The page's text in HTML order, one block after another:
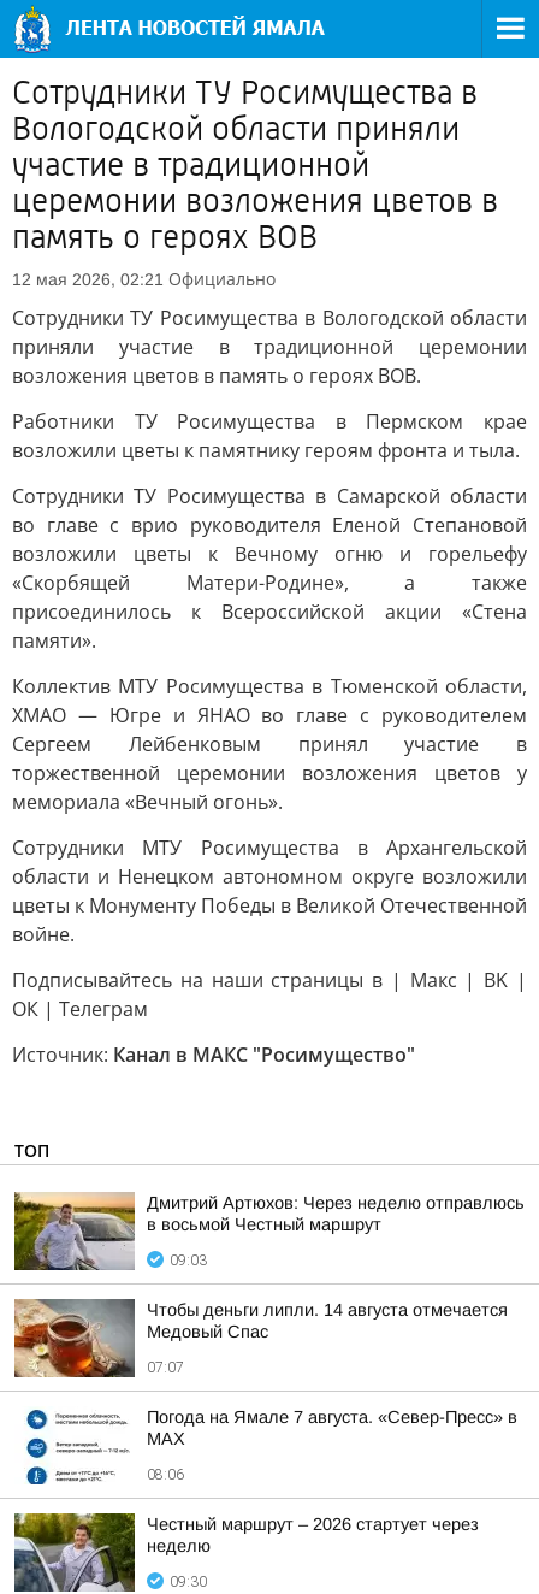
Сотрудники ТУ Росимущества в
Вологодской области приняли
участие в традиционной
церемонии возложения цветов в
память о героях ВОВ
12 мая 2026, 02:21 Официально
Сотрудники ТУ Росимущества в Вологодской области
приняли участие в традиционной церемонии
возложения цветов в память о героях ВОВ.
Работники ТУ Росимущества в Пермском крае
возложили цветы к памятнику героям фронта и тыла.
Сотрудники ТУ Росимущества в Самарской области
во главе с врио руководителя Еленой Степановой
возложили цветы к Вечному огню и горельефу
«Скорбящей Матери-Родине», а также
присоединилось к Всероссийской акции «Стена
памяти».
Коллектив МТУ Росимущества в Тюменской области,
ХМАО — Югре и ЯНАО во главе с руководителем
Сергеем Лейбенковым принял участие в
торжественной церемонии возложения цветов у
мемориала «Вечный огонь».
Сотрудники МТУ Росимущества в Архангельской
области и Ненецком автономном округе возложили
цветы к Монументу Победы в Великой Отечественной
войне.
Подписывайтесь на наши страницы в | Mакс | ВK |
ОК | Телеграм
Источник: Канал в МАКС "Росимущество"
ТОП
Дмитрий Артюхов: Через неделю отправлюсь
в восьмой Честный маршрут
09:03
Чтобы деньги липли. 14 августа отмечается
Медовый Спас
07:07
Погода на Ямале 7 августа. «Север-Пресс» в
MAX
08:06
Честный маршрут – 2026 стартует через
неделю
09:30